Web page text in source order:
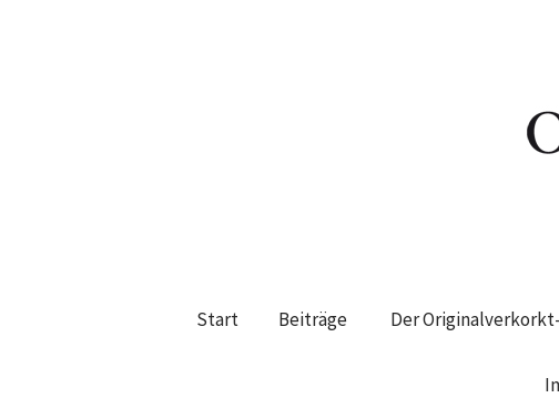
Start Beiträge Der